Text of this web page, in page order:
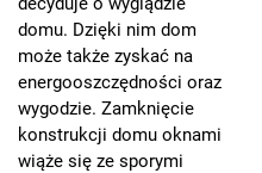
domu. Dzięki nim dom
może także zyskać na
energooszczędności oraz
wygodzie. Zamknięcie
konstrukcji domu oknami
wiąże się ze sporymi